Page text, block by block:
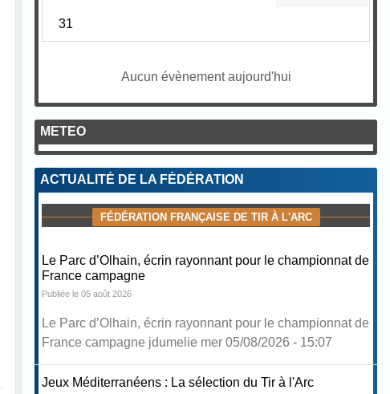
31
Aucun évènement aujourd'hui
METEO
ACTUALITÉ DE LA FÉDÉRATION
FÉDÉRATION FRANÇAISE DE TIR À L'ARC
Le Parc d’Olhain, écrin rayonnant pour le championnat de
France campagne
Publiée le 05 août 2026
Le Parc d’Olhain, écrin rayonnant pour le championnat de
France campagne jdumelie mer 05/08/2026 - 15:07
Jeux Méditerranéens : La sélection du Tir à l'Arc